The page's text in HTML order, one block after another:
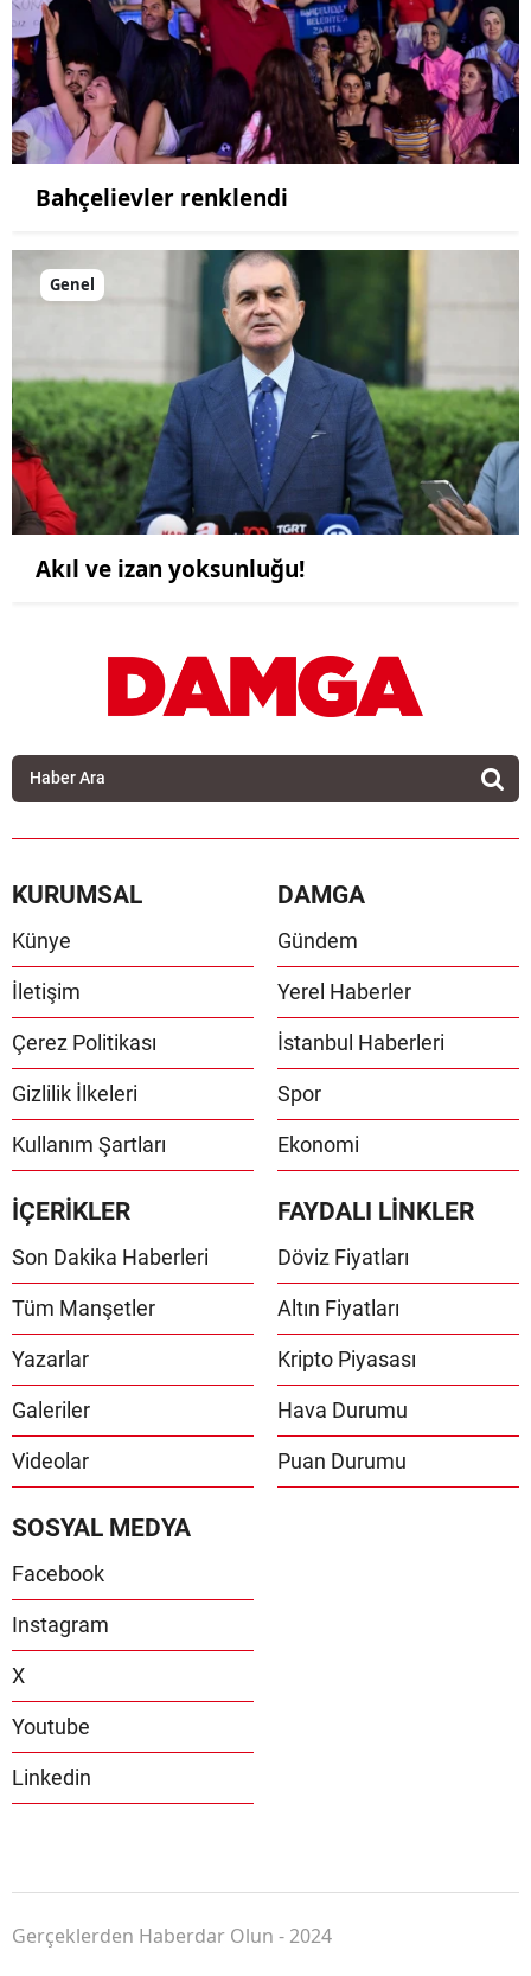
Bahçelievler renklendi
Genel
Akıl ve izan yoksunluğu!
KURUMSAL
Künye
İletişim
Çerez Politikası
Gizlilik İlkeleri
Kullanım Şartları
DAMGA
Gündem
Yerel Haberler
İstanbul Haberleri
Spor
Ekonomi
İÇERİKLER
Son Dakika Haberleri
Tüm Manşetler
Yazarlar
Galeriler
Videolar
FAYDALI LİNKLER
Döviz Fiyatları
Altın Fiyatları
Kripto Piyasası
Hava Durumu
Puan Durumu
SOSYAL MEDYA
Facebook
Instagram
X
Youtube
Linkedin
Gerçeklerden Haberdar Olun - 2024